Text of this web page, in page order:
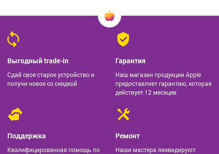
Выгодный trade-in
Сдай свое старое устройство и
получи новое со скидкой
Гарантия
Наш магазин продукции Apple
предоставляет гарантию, которая
действует 12 месяцев
Поддержка
Квалифицированная помощь по
Ремонт
Наши мастера ликвидируют